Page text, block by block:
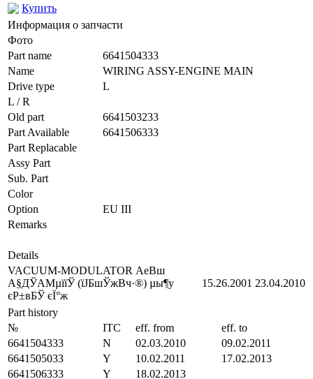
Купить
Информация о запчасти
Фото
Part name
6641504333
Name
WIRING ASSY-ENGINE MAIN
Drive type
L
L / R
Old part
6641503233
Part Available
6641506333
Part Replacable
Assy Part
Sub. Part
Color
Option
EU III
Remarks
Details
VACUUM-MODULATOR АеВш
А§ДЎАМµїїЎ (їЈБшЎжВч·®) µы¶у
єР±вБЎ єЇ°ж
15.26.2001 23.04.2010
Part history
№
ITC eff. from
eff. to
6641504333
N 02.03.2010
09.02.2011
6641505033
Y 10.02.2011
17.02.2013
6641506333
Y 18.02.2013